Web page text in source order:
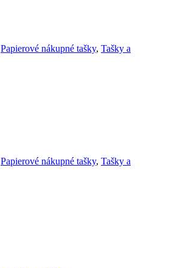
Papierové nákupné tašky, Tašky a
Papierové nákupné tašky, Tašky a